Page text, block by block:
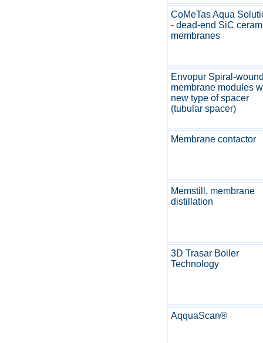
CoMeTas Aqua
- dead-end SiC
membranes
Envopur Spiral-
membrane modules
new type of spacer
(tubular spacer)
Membrane contactor
Memstill, membrane
distillation
3D Trasar Boiler
Technology
AqquaScan®